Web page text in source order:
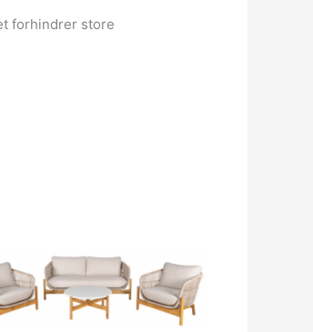
forhindrer store